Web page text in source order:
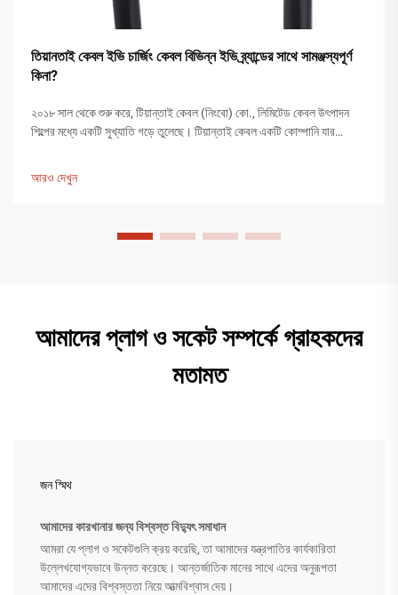
তিয়ানতাই কেবল ইভি চার্জিং কেবল বিভিন্ন ইভি ব্র্যান্ডের সাথে সামঞ্জস্যপূর্ণ
কিনা?
২০১৮ সাল থেকে শুরু করে, টিয়ান্তাই কেবল (নিংবো) কো., লিমিটেড কেবল উৎপাদন
শিল্পের মধ্যে একটি সুখ্যাতি গড়ে তুলেছে। টিয়ান্তাই কেবল একটি কোম্পানি যার
আরও দেখুন
আমাদের প্লাগ ও সকেট সম্পর্কে গ্রাহকদের
মতামত
জন স্মিথ
আমাদের কারখানার জন্য বিশ্বস্ত বিদ্যুৎ সমাধান
আমরা যে প্লাগ ও সকেটগুলি ক্রয় করেছি, তা আমাদের যন্ত্রপাতির কার্যকারিতা
উল্লেখযোগ্যভাবে উন্নত করেছে। আন্তর্জাতিক মানের সাথে এদের অনুরূপতা
আমাদের এদের বিশ্বস্ততা নিয়ে আত্মবিশ্বাস দেয়।